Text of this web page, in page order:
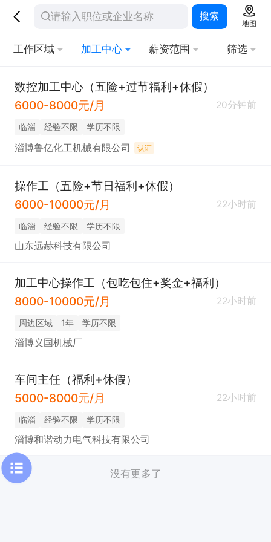
搜索
地图
工作区域 加工中心 薪资范围 筛选
数控加工中心（五险+过节福利+休假）
6000-8000元/月
20分钟前
临淄 经验不限 学历不限
淄博鲁亿化工机械有限公司 认证
操作工（五险+节日福利+休假）
6000-10000元/月
22小时前
临淄 经验不限 学历不限
山东远赫科技有限公司
加工中心操作工（包吃包住+奖金+福利）
8000-10000元/月
22小时前
周边区域 1年 学历不限
淄博义国机械厂
车间主任（福利+休假）
5000-8000元/月
22小时前
临淄 经验不限 学历不限
淄博和谐动力电气科技有限公司
没有更多了